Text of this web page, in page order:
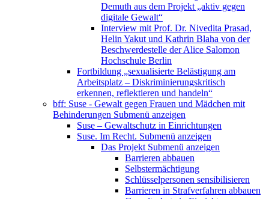
Demuth aus dem Projekt „aktiv gegen
digitale Gewalt“
Interview mit Prof. Dr. Nivedita Prasad,
Helin Yakut und Kathrin Blaha von der
Beschwerdestelle der Alice Salomon
Hochschule Berlin
Fortbildung „sexualisierte Belästigung am
Arbeitsplatz – Diskriminierungskritisch
erkennen, reflektieren und handeln“
bff: Suse - Gewalt gegen Frauen und Mädchen mit
Behinderungen Submenü anzeigen
Suse – Gewaltschutz in Einrichtungen
Suse. Im Recht. Submenü anzeigen
Das Projekt Submenü anzeigen
Barrieren abbauen
Selbstermächtigung
Schlüsselpersonen sensibilisieren
Barrieren in Strafverfahren abbauen